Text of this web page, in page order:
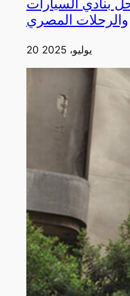
بنادي السيارات
والرحلات المصري
20 يوليو، 2025